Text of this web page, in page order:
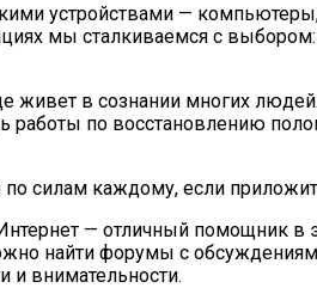
устройствами —
мы сталкиваемся с
в сознании многих
работы по восстановлению
силам каждому, если
— отличный помощник в
найти форумы с
и внимательности.